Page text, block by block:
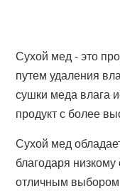
Сухой мед - это
путем удаления
сушки меда влага
продукт с более
Сухой мед
благодаря
отличным